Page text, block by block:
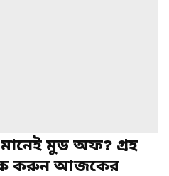
মুড অফ? গ্রহ
করুন আজকের